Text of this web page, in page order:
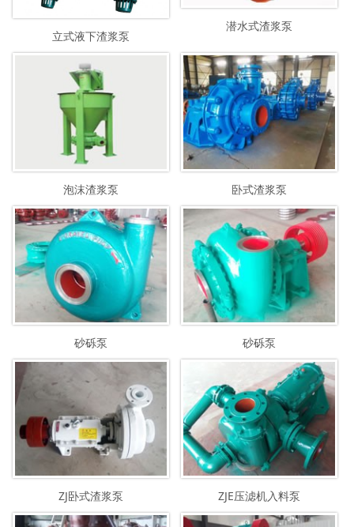
立式液下渣浆泵
潜水式渣浆泵
泡沫渣浆泵 卧式渣浆泵
砂砾泵 砂砾泵
ZJ卧式渣浆泵 ZJE压滤机入料泵